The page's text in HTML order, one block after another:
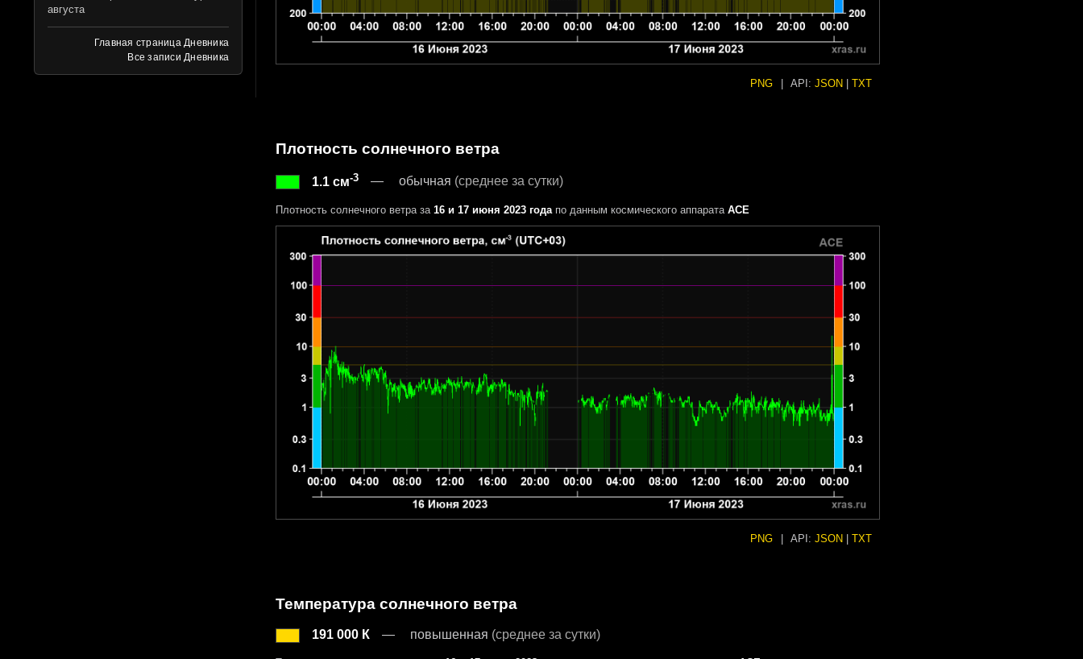
августа
Главная страница Дневника
Все записи Дневника
PNG API: JSON TXT
Плотность солнечного ветра
1.1 см-3 обычная (среднее за сутки)
Плотность солнечного ветра за 16 и 17 июня 2023 годапо данным космического аппарата ACE
PNG API: JSON TXT
Температура солнечного ветра
191 000 К повышенная (среднее за сутки)